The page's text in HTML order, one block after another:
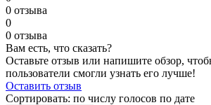
0 отзыва
0
0 отзыва
Вам есть, что сказать?
Оставьте отзыв или напишите обзор,
пользователи смогли узнать его лучше!
Оставить отзыв
Сортировать: по числу голосов по дате